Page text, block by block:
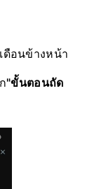
ดือนข้างหน้า
"ขั้นตอนถัด